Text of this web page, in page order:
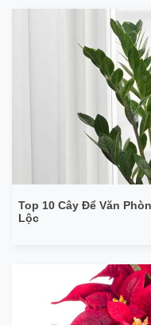
Top 10 Cây Để Văn
Lộc